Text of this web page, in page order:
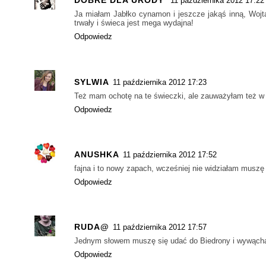
Ja miałam Jabłko cynamon i jeszcze jakąś inną,
trwały i świeca jest mega wydajna!
Odpowiedz
SYLWIA 11 października 2012 17:23
Też mam ochotę na te świeczki, ale zauważyłam też
Odpowiedz
ANUSHKA 11 października 2012 17:52
fajna i to nowy zapach, wcześniej nie widziałam
Odpowiedz
RUDA@ 11 października 2012 17:57
Jednym słowem muszę się udać do Biedrony i
Odpowiedz